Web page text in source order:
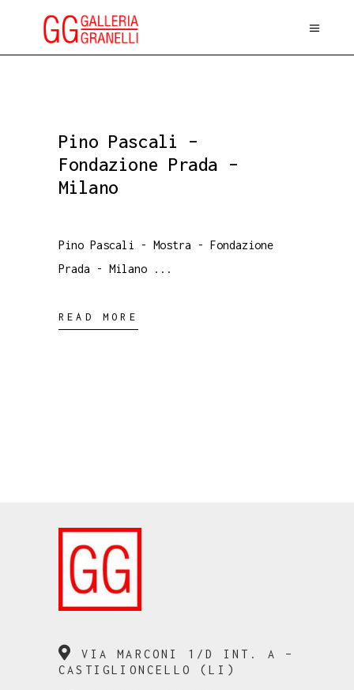
Pino Pascali –
Fondazione Prada –
Milano
Pino Pascali - Mostra - Fondazione
Prada - Milano
READ MORE
VIA MARCONI 1/D INT. A –
CASTIGLIONCELLO (LI)